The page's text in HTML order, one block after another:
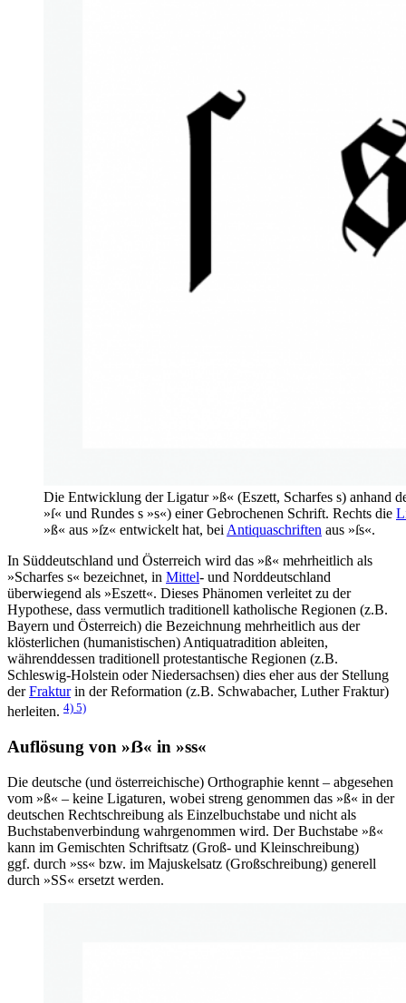
Die Entwicklung der Ligatur »ß« (Eszett, Scharfes s)
»ſ« und Rundes s »s«) einer Gebrochenen Schrift. Rechts die
»ß« aus »ſz« entwickelt hat, bei Antiquaschriften aus »ſs«.
In Süddeutschland und Österreich wird das »ß« mehrheitlich als
»Scharfes s« bezeichnet, in Mittel- und Norddeutschland
überwiegend als »Eszett«. Dieses Phänomen verleitet zu der
Hypothese, dass vermutlich traditionell katholische Regionen (z.B.
Bayern und Österreich) die Bezeichnung mehrheitlich aus der
klösterlichen (humanistischen) Antiquatradition ableiten,
währenddessen traditionell protestantische Regionen (z.B.
Schleswig-Holstein oder Niedersachsen) dies eher aus der Stellung
derFrakturin der Reformation (z.B. Schwabacher, Luther Fraktur)
herleiten. 4) 5)
Auflösung von »ẞ« in »ss«
Die deutsche (und österreichische) Orthographie kennt – abgesehen
vom »ß« – keine Ligaturen, wobei streng genommen das »ß« in der
deutschen Rechtschreibung als Einzelbuchstabe und nicht als
Buchstabenverbindung wahrgenommen wird. Der Buchstabe »ß«
kann im Gemischten Schriftsatz (Groß- und Kleinschreibung)
ggf. durch »ss« bzw. im Majuskelsatz (Großschreibung) generell
durch »SS« ersetzt werden.